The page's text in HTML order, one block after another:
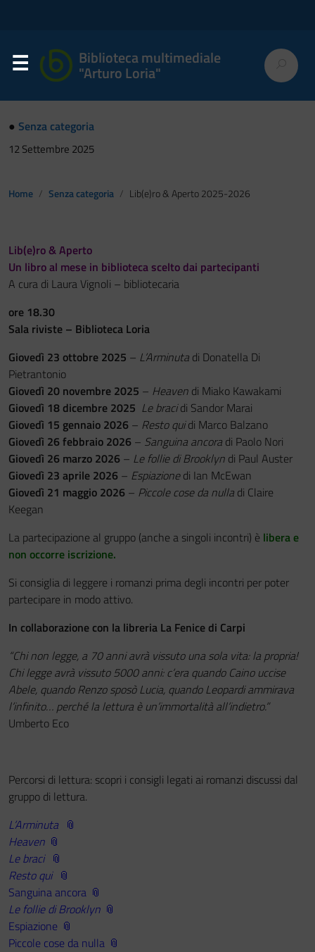
Biblioteca multimediale
"Arturo Loria"
Festa del Racconto
IL CASTELLO DEI RAGAZZI
● Senza categoria
12 Settembre 2025
Home Senza categoria Lib(e)ro & Aperto 2025-2026
Lib(e)ro & Aperto
Un libro al mese in biblioteca scelto dai partecipanti
A cura di Laura Vignoli – bibliotecaria
ore 18.30
Sala riviste – Biblioteca Loria
Giovedì 23 ottobre 2025 – L’Arminuta di Donatella Di
Pietrantonio
Giovedì 20 novembre 2025 – Heaven di Miako Kawakami
Giovedì 18 dicembre 2025 Le bracidi Sandor Marai
Giovedì 15 gennaio 2026 – Resto quidi Marco Balzano
Giovedì 26 febbraio 2026 – Sanguina ancora di Paolo Nori
Giovedì 26 marzo 2026 – Le follie di Brooklyn di Paul Auster
Giovedì 23 aprile 2026 – Espiazionedi Ian McEwan
Giovedì 21 maggio 2026 – Piccole cose da nulla di Claire
Keegan
La partecipazione al gruppo (anche a singoli incontri) è libera e
non occorre iscrizione.
Si consiglia di leggere i romanzi prima degli incontri per poter
partecipare in modo attivo.
In collaborazione con la libreria La Fenice di Carpi
“Chi non legge, a 70 anni avrà vissuto una sola vita: la propria!
Chi legge avrà vissuto 5000 anni: c’era quando Caino uccise
Abele, quando Renzo sposò Lucia, quando Leopardi ammirava
l’infinito… perché la lettura è un’immortalità all’indietro.”
Umberto Eco
Percorsi di lettura: scopri i consigli legati ai romanzi discussi dal
gruppo di lettura.
L’Arminuta
Heaven
Le braci
Resto qui
Sanguina ancora
Le follie di Brooklyn
Espiazione
Piccole cose da nulla